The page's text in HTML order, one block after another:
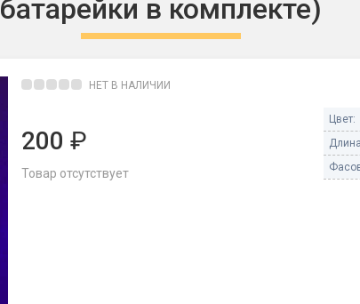
Маленькие хлопушки
Бенгальские огни малые
Бенгальские огни большие
батарейки в комплекте)
НЕТ В НАЛИЧИИ
200 ₽
Товар отсутствует
Цвет: